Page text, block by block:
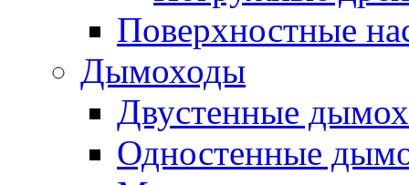
Поверхностные
Дымоходы
Двустенные
Одностенные